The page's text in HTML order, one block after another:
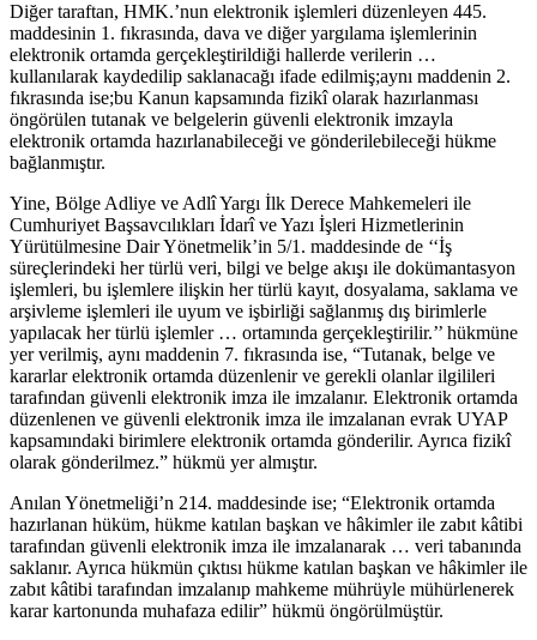
Diğer taraftan, HMK.’nun elektronik işlemleri düzenleyen 445.
maddesinin 1. fıkrasında, dava ve diğer yargılama işlemlerinin
elektronik ortamda gerçekleştirildiği hallerde verilerin …
kullanılarak kaydedilip saklanacağı ifade edilmiş;aynı maddenin 2.
fıkrasında ise;bu Kanun kapsamında fizikî olarak hazırlanması
öngörülen tutanak ve belgelerin güvenli elektronik imzayla
elektronik ortamda hazırlanabileceği ve gönderilebileceği hükme
bağlanmıştır.
Yine, Bölge Adliye ve Adlî Yargı İlk Derece Mahkemeleri ile
Cumhuriyet Başsavcılıkları İdarî ve Yazı İşleri Hizmetlerinin
Yürütülmesine Dair Yönetmelik’in 5/1. maddesinde de ‘‘İş
süreçlerindeki her türlü veri, bilgi ve belge akışı ile dokümantasyon
işlemleri, bu işlemlere ilişkin her türlü kayıt, dosyalama, saklama ve
arşivleme işlemleri ile uyum ve işbirliği sağlanmış dış birimlerle
yapılacak her türlü işlemler … ortamında gerçekleştirilir.’’ hükmüne
yer verilmiş, aynı maddenin 7. fıkrasında ise, “Tutanak, belge ve
kararlar elektronik ortamda düzenlenir ve gerekli olanlar ilgilileri
tarafından güvenli elektronik imza ile imzalanır. Elektronik ortamda
düzenlenen ve güvenli elektronik imza ile imzalanan evrak UYAP
kapsamındaki birimlere elektronik ortamda gönderilir. Ayrıca fizikî
olarak gönderilmez.” hükmü yer almıştır.
Anılan Yönetmeliği’n 214. maddesinde ise; “Elektronik ortamda
hazırlanan hüküm, hükme katılan başkan ve hâkimler ile zabıt kâtibi
tarafından güvenli elektronik imza ile imzalanarak … veri tabanında
saklanır. Ayrıca hükmün çıktısı hükme katılan başkan ve hâkimler ile
zabıt kâtibi tarafından imzalanıp mahkeme mührüyle mühürlenerek
karar kartonunda muhafaza edilir” hükmü öngörülmüştür.